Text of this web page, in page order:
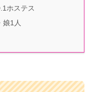
ホステス
娘1人